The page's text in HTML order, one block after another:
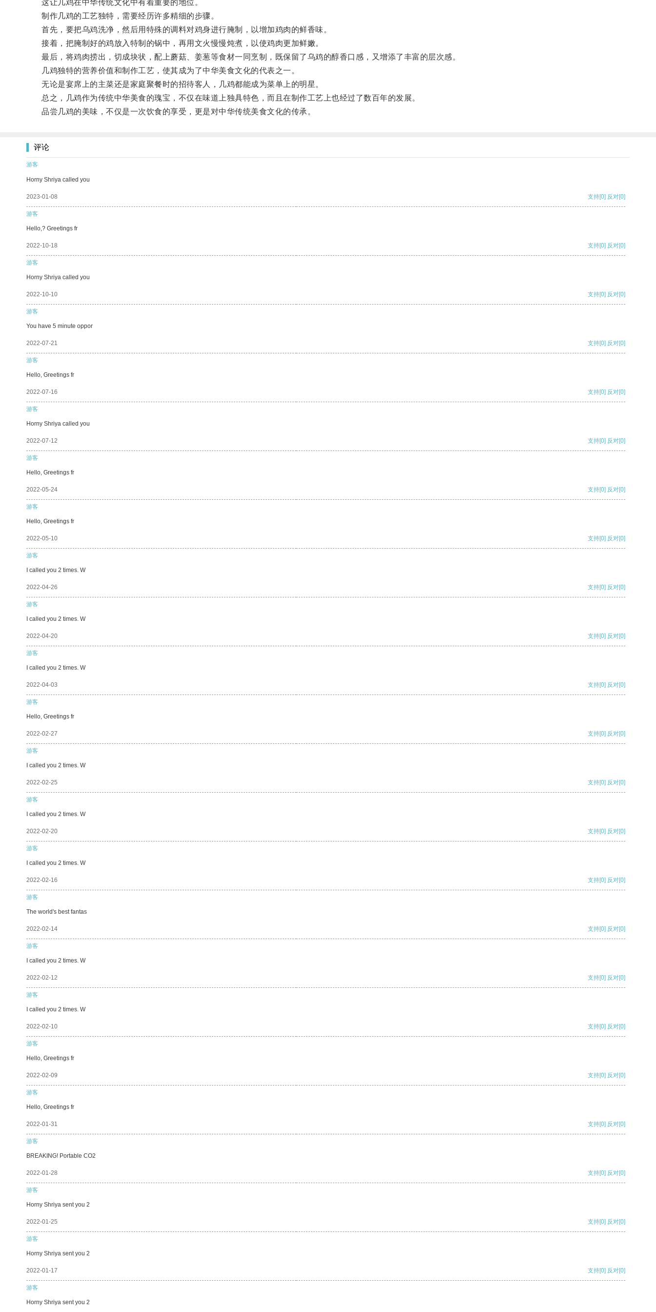
这让几鸡在中华传统文化中有着重要的地位。
制作几鸡的工艺独特，需要经历许多精细的步骤。
首先，要把乌鸡洗净，然后用特殊的调料对鸡身进行腌制，以增加鸡肉的鲜香味。
接着，把腌制好的鸡放入特制的锅中，再用文火慢慢炖煮，以使鸡肉更加鲜嫩。
最后，将鸡肉捞出，切成块状，配上蘑菇、姜葱等食材一同烹制，既保留了乌鸡的醇香口感，又增添了丰富的层次感。
几鸡独特的营养价值和制作工艺，使其成为了中华美食文化的代表之一。
无论是宴席上的主菜还是家庭聚餐时的招待客人，几鸡都能成为菜单上的明星。
总之，几鸡作为传统中华美食的瑰宝，不仅在味道上独具特色，而且在制作工艺上也经过了数百年的发展。
品尝几鸡的美味，不仅是一次饮食的享受，更是对中华传统美食文化的传承。
评论
游客
Horny Shriya called you
2023-01-08 支持[0] 反对[0]
游客
Hello,? Greetings fr
2022-10-18 支持[0] 反对[0]
游客
Horny Shriya called you
2022-10-10 支持[0] 反对[0]
游客
You have 5 minute oppor
2022-07-21 支持[0] 反对[0]
游客
Hello, Greetings fr
2022-07-16 支持[0] 反对[0]
游客
Horny Shriya called you
2022-07-12 支持[0] 反对[0]
游客
Hello, Greetings fr
2022-05-24 支持[0] 反对[0]
游客
Hello, Greetings fr
2022-05-10 支持[0] 反对[0]
游客
I called you 2 times. W
2022-04-26 支持[0] 反对[0]
游客
I called you 2 times. W
2022-04-20 支持[0] 反对[0]
游客
I called you 2 times. W
2022-04-03 支持[0] 反对[0]
游客
Hello, Greetings fr
2022-02-27 支持[0] 反对[0]
游客
I called you 2 times. W
2022-02-25 支持[0] 反对[0]
游客
I called you 2 times. W
2022-02-20 支持[0] 反对[0]
游客
I called you 2 times. W
2022-02-16 支持[0] 反对[0]
游客
The world's best fantas
2022-02-14 支持[0] 反对[0]
游客
I called you 2 times. W
2022-02-12 支持[0] 反对[0]
游客
I called you 2 times. W
2022-02-10 支持[0] 反对[0]
游客
Hello, Greetings fr
2022-02-09 支持[0] 反对[0]
游客
Hello, Greetings fr
2022-01-31 支持[0] 反对[0]
游客
BREAKING! Portable CO2
2022-01-28 支持[0] 反对[0]
游客
Horny Shriya sent you 2
2022-01-25 支持[0] 反对[0]
游客
Horny Shriya sent you 2
2022-01-17 支持[0] 反对[0]
游客
Horny Shriya sent you 2